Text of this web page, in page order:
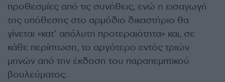
προθεσμίες από τις συνήθεις, ενώ η εισαγωγή
της υπόθεσης στο αρμόδιο δικαστήριο θα
γίνεται «κατ’ απόλυτη προτεραιότητα» και, σε
κάθε περίπτωση, το αργότερο εντός τριών
μηνών από την έκδοση του παραπεμπτικού
βουλεύματος.